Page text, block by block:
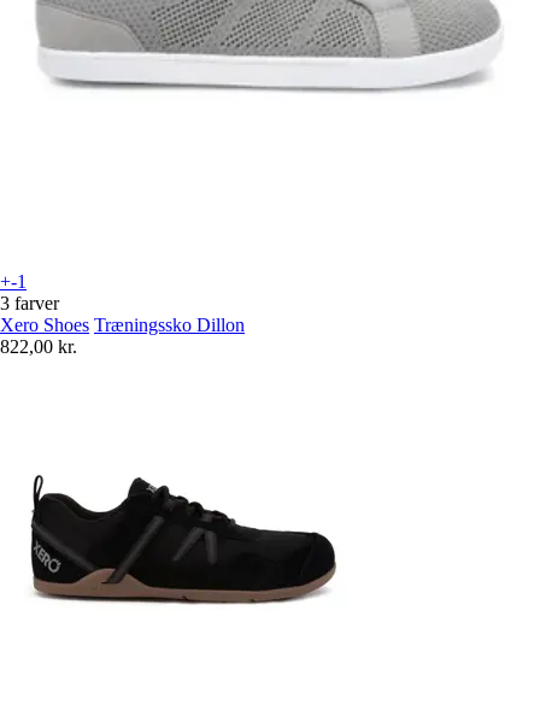
+-1
3 farver
Xero Shoes Træningssko Dillon
822,00 kr.